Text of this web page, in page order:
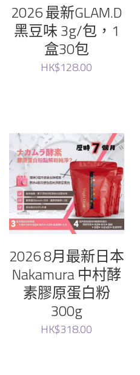
2026 最新GLAM.D
黑豆味 3g/包，1
盒30包
HK$128.00
2026 8月最新日本
Nakamura 中村酵
素膠原蛋白粉
300g
HK$318.00